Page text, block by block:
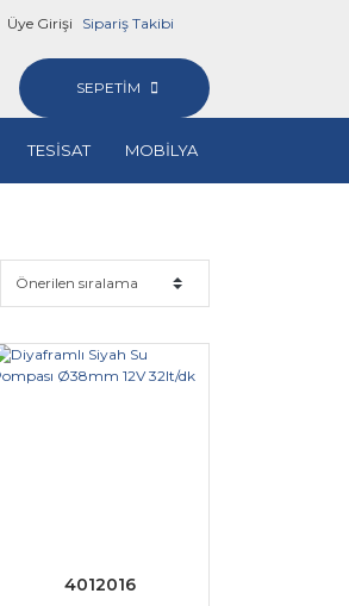
Üye Girişi Sipariş Takibi
SEPETİM
TESİSAT MOBİLYA
4012016